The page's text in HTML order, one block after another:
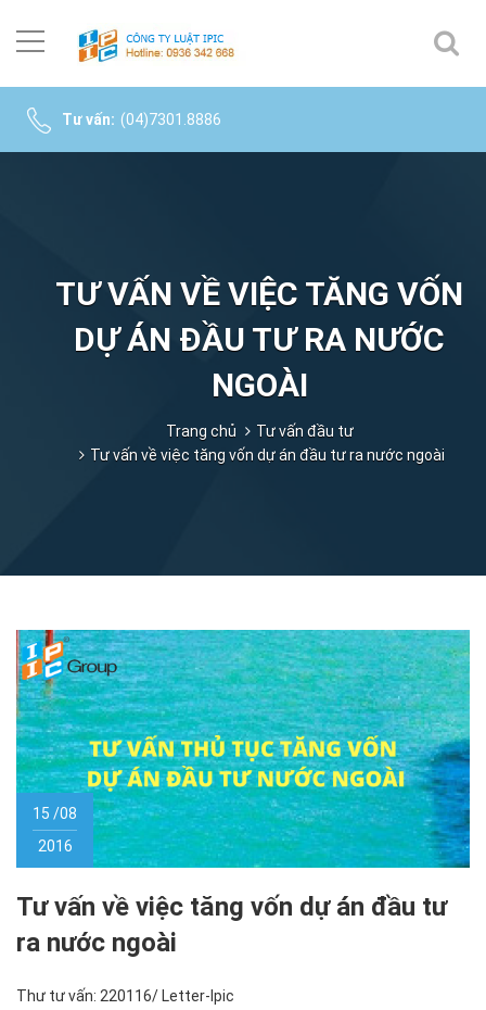
Tư vấn: (04)7301.8886
TƯ VẤN VỀ VIỆC TĂNG VỐN
DỰ ÁN ĐẦU TƯ RA NƯỚC
NGOÀI
Trang chủ
Tư vấn đầu tư
Tư vấn về việc tăng vốn dự án đầu tư ra nước ngoài
15 /08
2016
Tư vấn về việc tăng vốn dự án đầu tư
ra nước ngoài
Thư tư vấn: 220116/ Letter-Ipic